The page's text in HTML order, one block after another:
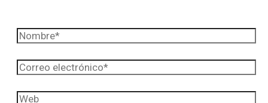
Nombre*
Correo
electrónico*
Web